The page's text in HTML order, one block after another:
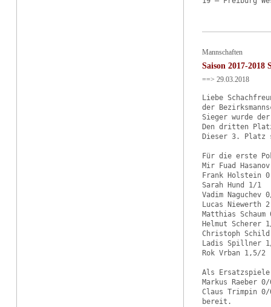
Mannschaften
Saison 2017-
==> 29.03.2018
Liebe
der
Sieger wurde
Den dritten
Dieser 3. Platz
Für die erste
Mir Fuad
Frank Holstein
Sarah Hund 1/1
Vadim Naguchev
Lucas Niewerth
Matthias Schaum
Helmut Scherer
Christoph
Ladis Spillner
Rok Vrban 1,5/2
Als
Markus Raeber 0/
Claus Trimpin 0/
bereit.